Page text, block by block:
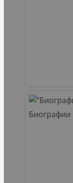
Биографии